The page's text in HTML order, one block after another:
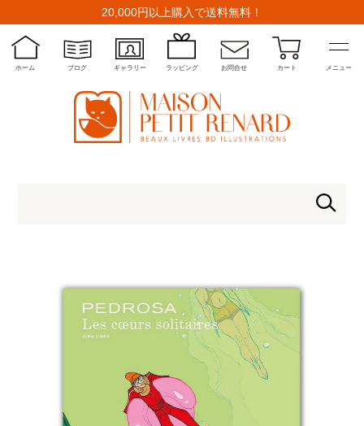
20,000円以上購入で送料無料！
ホーム ブログ ギャラリー ラッピング お問合せ カート メニュー